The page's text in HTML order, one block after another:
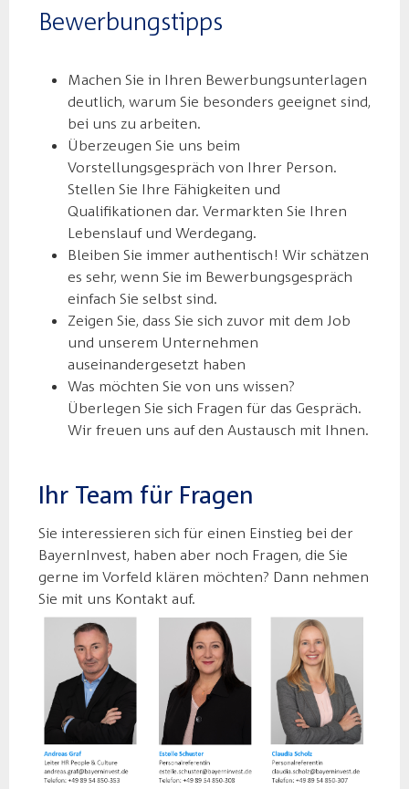
Bewerbungstipps
Machen Sie in Ihren Bewerbungsunterlagen
deutlich, warum Sie besonders geeignet sind,
bei uns zu arbeiten.
Überzeugen Sie uns beim
Vorstellungsgespräch von Ihrer Person.
Stellen Sie Ihre Fähigkeiten und
Qualifikationen dar. Vermarkten Sie Ihren
Lebenslauf und Werdegang.
Bleiben Sie immer authentisch! Wir schätzen
es sehr, wenn Sie im Bewerbungsgespräch
einfach Sie selbst sind.
Zeigen Sie, dass Sie sich zuvor mit dem Job
und unserem Unternehmen
auseinandergesetzt haben
Was möchten Sie von uns wissen?
Überlegen Sie sich Fragen für das Gespräch.
Wir freuen uns auf den Austausch mit Ihnen.
Ihr Team für Fragen
Sie interessieren sich für einen Einstieg bei der
BayernInvest, haben aber noch Fragen, die Sie
gerne im Vorfeld klären möchten? Dann nehmen
Sie mit uns Kontakt auf.